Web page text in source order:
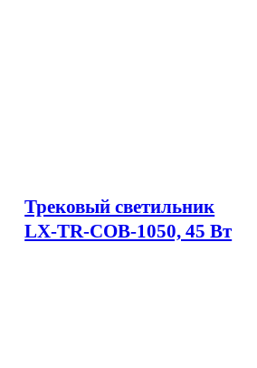
Трековый светильник
LX-TR-COB-1050, 45 Вт